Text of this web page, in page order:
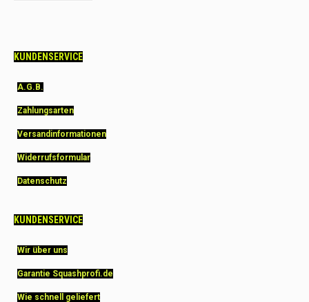
KUNDENSERVICE
A.G.B.
Zahlungsarten
Versandinformationen
Widerrufsformular
Datenschutz
KUNDENSERVICE
Wir über uns
Garantie Squashprofi.de
Wie schnell geliefert